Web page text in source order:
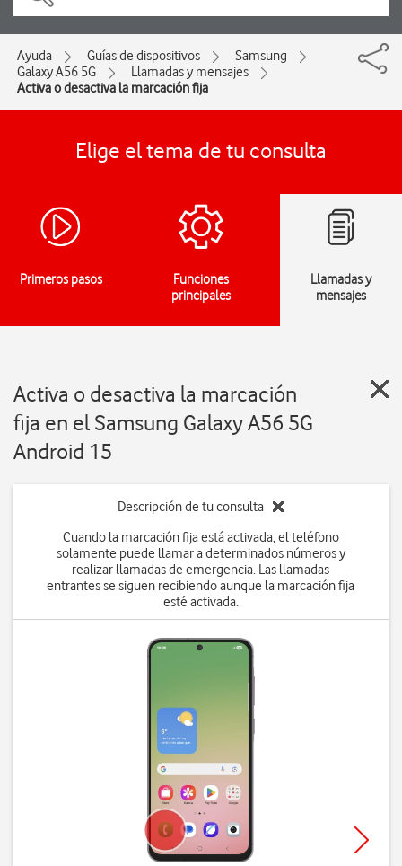
Ayuda Guías de dispositivos
Samsung
Galaxy A56 5G
Llamadas y mensajes
Activa o desactiva la marcación fija
Elige el tema de tu consulta
Primeros pasos
Funciones
principales
Llamadas y
mensajes
Activa o desactiva la marcación
fija en el Samsung Galaxy A56 5G
Android 15
Descripción de tu consulta
Cuando la marcación fija está activada, el teléfono
solamente puede llamar a determinados números y
realizar llamadas de emergencia. Las llamadas
entrantes se siguen recibiendo aunque la marcación fija
esté activada.